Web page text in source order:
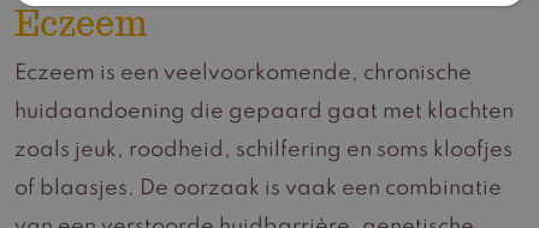
Eczeem
Eczeem is een veelvoorkomende, chronische
huidaandoening die gepaard gaat met klachten
zoals jeuk, roodheid, schilfering en soms kloofjes
of blaasjes. De oorzaak is vaak een combinatie